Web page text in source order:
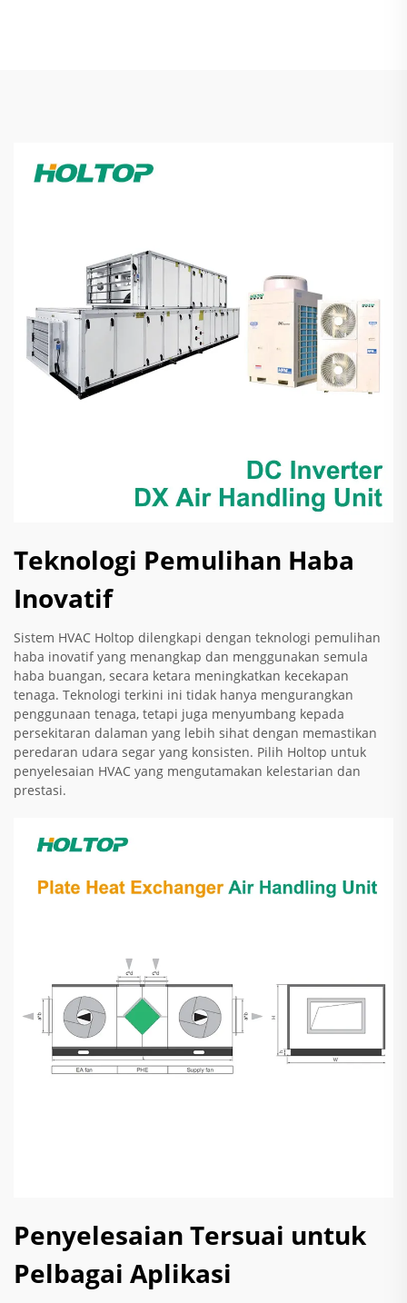
Teknologi Pemulihan Haba
Inovatif
Sistem HVAC Holtop dilengkapi dengan teknologi pemulihan
haba inovatif yang menangkap dan menggunakan semula
haba buangan, secara ketara meningkatkan kecekapan
tenaga. Teknologi terkini ini tidak hanya mengurangkan
penggunaan tenaga, tetapi juga menyumbang kepada
persekitaran dalaman yang lebih sihat dengan memastikan
peredaran udara segar yang konsisten. Pilih Holtop untuk
penyelesaian HVAC yang mengutamakan kelestarian dan
prestasi.
Penyelesaian Tersuai untuk
Pelbagai Aplikasi